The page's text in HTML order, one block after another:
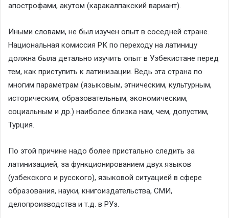
апострофами, акутом (каракалпакский вариант).
Иными словами, не был изучен опыт в соседней стране.
Национальная комиссия РК по переходу на латиницу
должна была детально изучить опыт в Узбекистане перед
тем, как приступить к латинизации. Ведь эта страна по
многим параметрам (языковым, этническим, культурным,
историческим, образовательным, экономическим,
социальным и др.) наиболее близка нам, чем, допустим,
Турция.
По этой причине надо более пристально следить за
латинизацией, за функционированием двух языков
(узбекского и русского), языковой ситуацией в сфере
образования, науки, книгоиздательства, СМИ,
делопроизводства и т.д. в РУз.